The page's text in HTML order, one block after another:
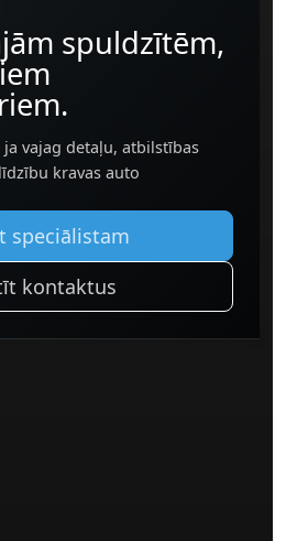
spuldzītēm,
vajag detaļu, atbilstības
kravas auto
speciālistam
kontaktus